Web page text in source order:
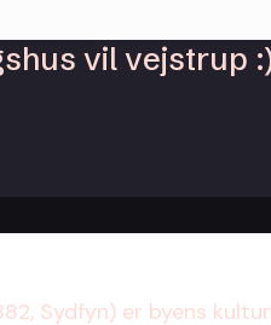
vil vejstrup
Sydfyn) er byens